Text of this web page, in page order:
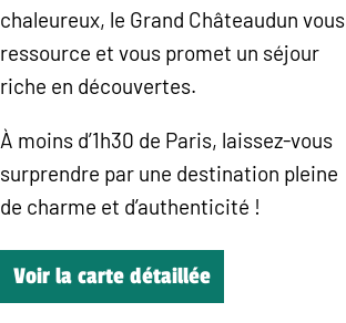
chaleureux, le Grand Châteaudun vous
ressource et vous promet un séjour
riche en découvertes.
À moins d’1h30 de Paris, laissez-vous
surprendre par une destination pleine
de charme et d’authenticité !
Voir la carte détaillée